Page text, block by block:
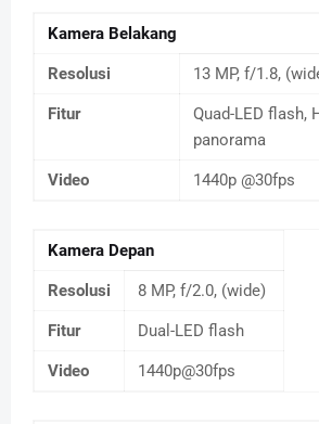
Kamera Belakang
Resolusi 13 MP, f/1.8,
Fitur
Quad-LED flash,
panorama
Video 1440p @30fps
Kamera Depan
Resolusi 8 MP, f/2.0, (wide)
Fitur Dual-LED flash
Video 1440p@30fps